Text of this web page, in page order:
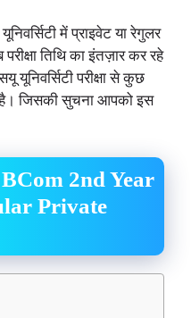
में प्राइवेट या रेगुलर
तिथि का इंतज़ार कर रहे
यूनिवर्सिटी परीक्षा से कुछ
है। जिसकी सुचना आपको इस
2nd Year
Private